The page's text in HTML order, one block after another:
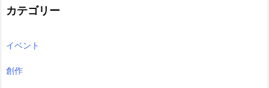
ブ
カテゴリー
イベント
創作